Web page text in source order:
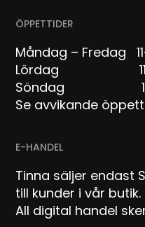
ÖPPETTIDER
Måndag – Fredag
Lördag 11-
Söndag
Se avvikande
E-HANDEL
Tinna säljer endast
till kunder i vår butik.
All digital handel